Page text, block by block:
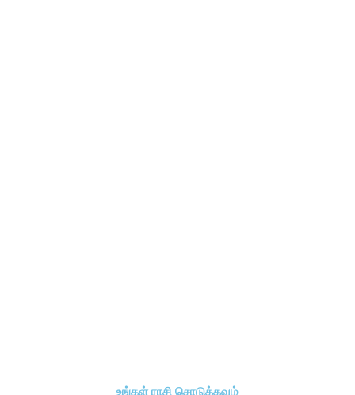
உங்கள் ராசி சொடுக்கவும்